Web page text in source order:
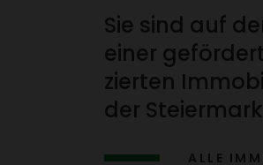
Sie sind auf
einer
zierten
der
ALLE